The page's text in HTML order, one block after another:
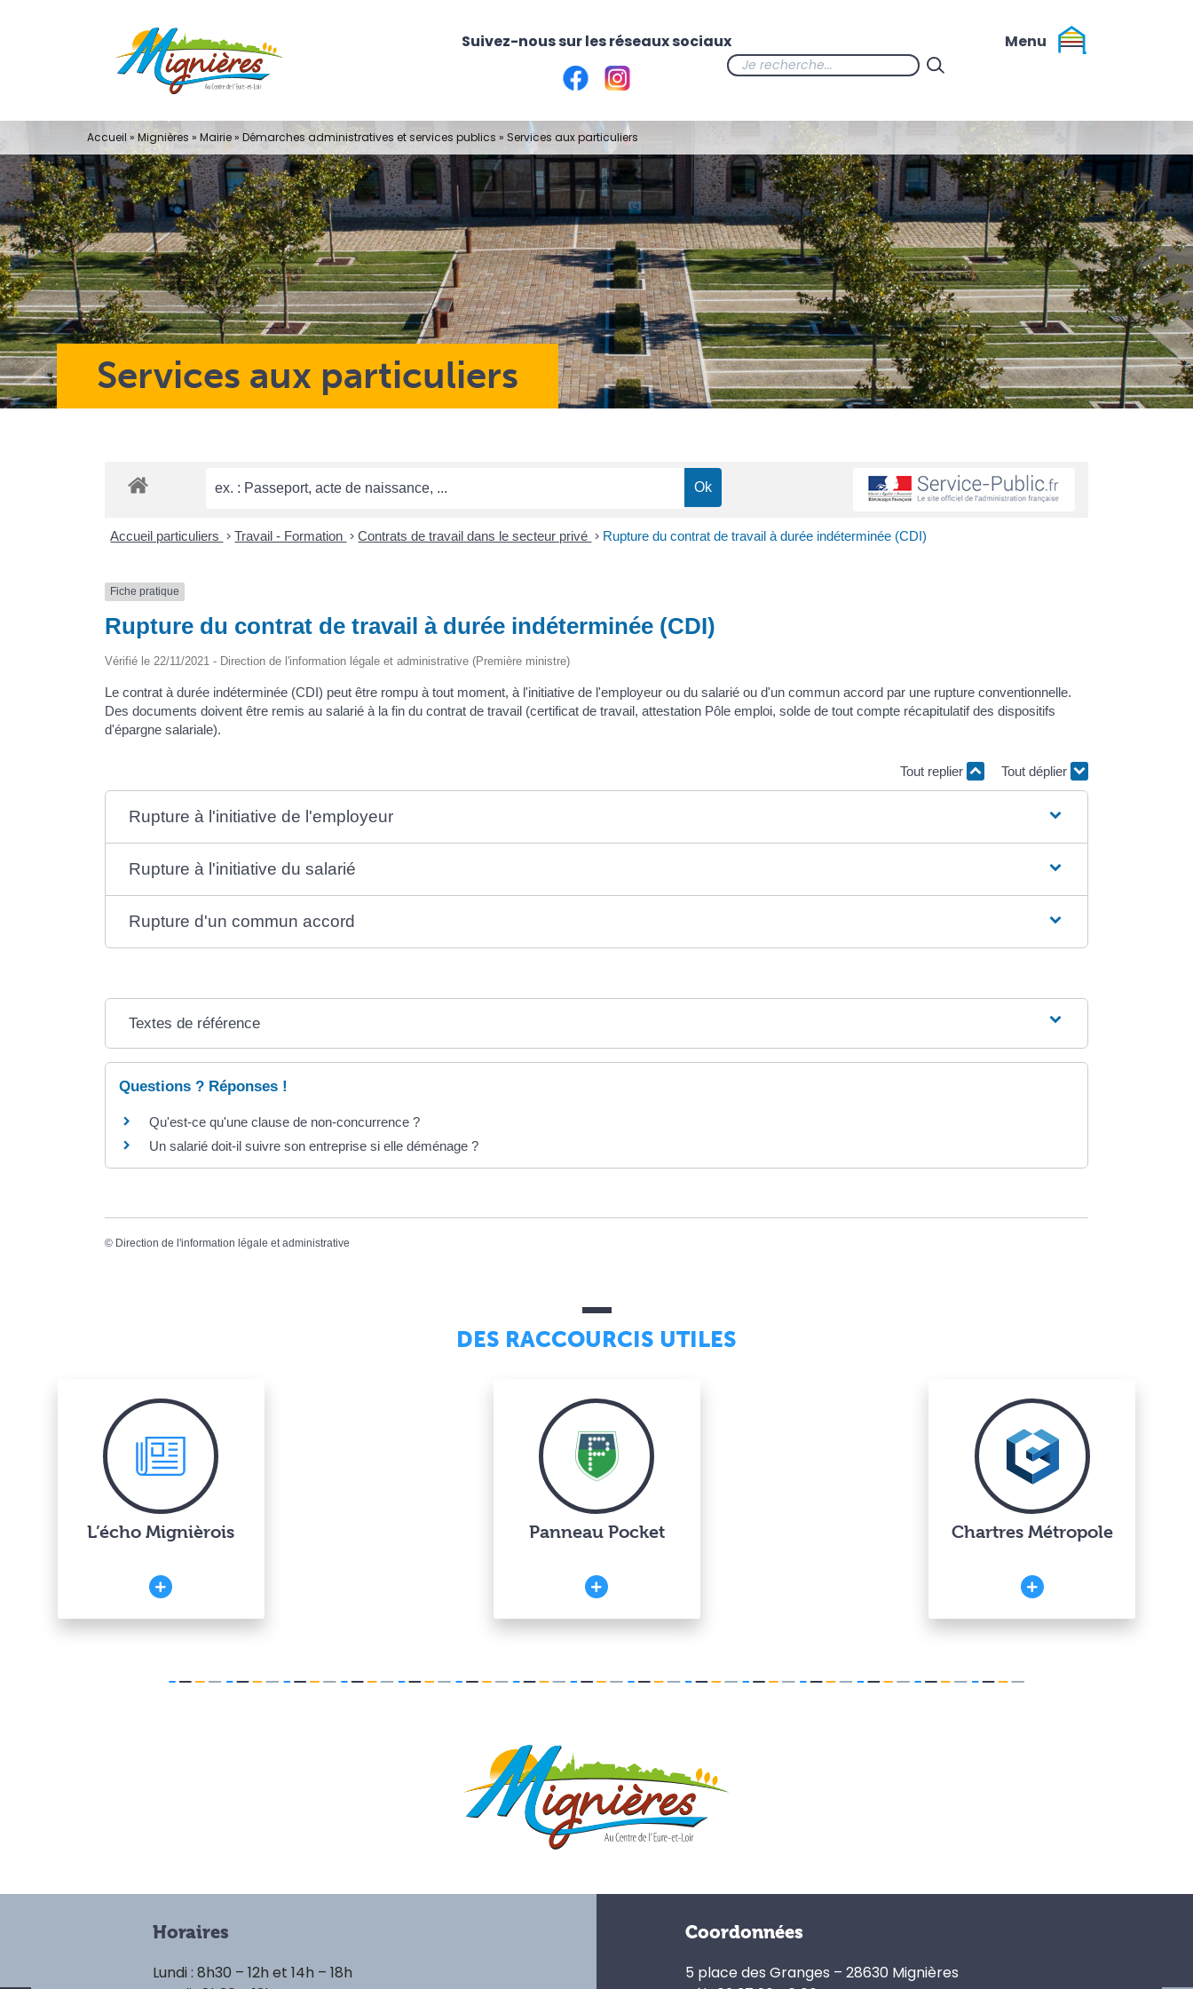
Services aux particuliers
Accueil » Mignières » Mairie» Démarches administratives et services publics » Services aux particuliers
Accueil particuliers > Travail - Formation > Contrats de travail dans le secteur privé > Rupture du contrat de travail à durée indéterminée (CDI)
Fiche pratique
Rupture du contrat de travail à durée indéterminée (CDI)
Vérifié le 22/11/2021 - Direction de l'information légale et administrative (Première ministre)
Le contrat à durée indéterminée (CDI) peut être rompu à tout moment, à l'initiative de l'employeur ou du salarié ou d'un commun accord par une rupture conventionnelle.
Des documents doivent être remis au salarié à la fin du contrat de travail (certificat de travail, attestation Pôle emploi, solde de tout compte récapitulatif des dispositifs
d'épargne salariale).
Tout replier Tout déplier
Rupture à l'initiative de l'employeur
Rupture à l'initiative du salarié
Rupture d'un commun accord
Textes de référence
Questions ? Réponses !
Qu'est-ce qu'une clause de non-concurrence ?
Un salarié doit-il suivre son entreprise si elle déménage ?
© Direction de l'information légale et administrative
DES RACCOURCIS UTILES
L’écho Mignièrois Panneau Pocket Chartres Métropole
Horaires
Lundi : 8h30 – 12h et 14h – 18h
Coordonnées
5 place des Granges – 28630 Mignières